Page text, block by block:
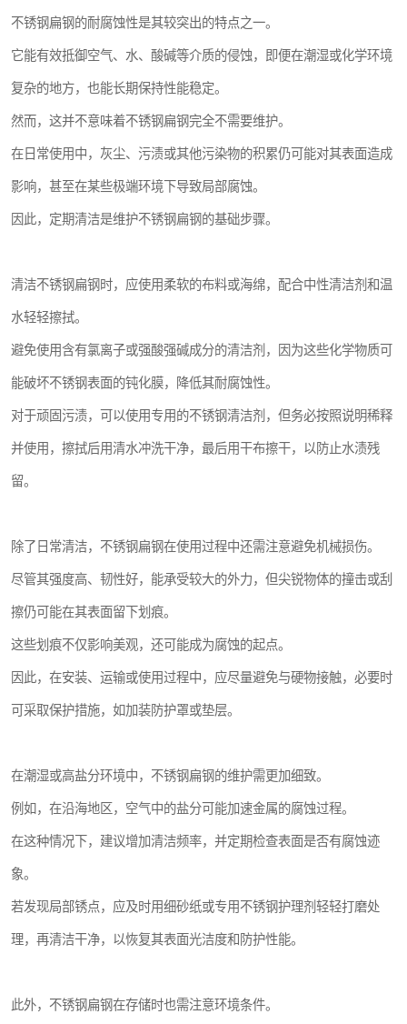
不锈钢扁钢的耐腐蚀性是其较突出的特点之一。
它能有效抵御空气、水、酸碱等介质的侵蚀，即便在潮湿或化学环境
复杂的地方，也能长期保持性能稳定。
然而，这并不意味着不锈钢扁钢完全不需要维护。
在日常使用中，灰尘、污渍或其他污染物的积累仍可能对其表面造成
影响，甚至在某些极端环境下导致局部腐蚀。
因此，定期清洁是维护不锈钢扁钢的基础步骤。
清洁不锈钢扁钢时，应使用柔软的布料或海绵，配合中性清洁剂和温
水轻轻擦拭。
避免使用含有氯离子或强酸强碱成分的清洁剂，因为这些化学物质可
能破坏不锈钢表面的钝化膜，降低其耐腐蚀性。
对于顽固污渍，可以使用专用的不锈钢清洁剂，但务必按照说明稀释
并使用，擦拭后用清水冲洗干净，最后用干布擦干，以防止水渍残
留。
除了日常清洁，不锈钢扁钢在使用过程中还需注意避免机械损伤。
尽管其强度高、韧性好，能承受较大的外力，但尖锐物体的撞击或刮
擦仍可能在其表面留下划痕。
这些划痕不仅影响美观，还可能成为腐蚀的起点。
因此，在安装、运输或使用过程中，应尽量避免与硬物接触，必要时
可采取保护措施，如加装防护罩或垫层。
在潮湿或高盐分环境中，不锈钢扁钢的维护需更加细致。
例如，在沿海地区，空气中的盐分可能加速金属的腐蚀过程。
在这种情况下，建议增加清洁频率，并定期检查表面是否有腐蚀迹
象。
若发现局部锈点，应及时用细砂纸或专用不锈钢护理剂轻轻打磨处
理，再清洁干净，以恢复其表面光洁度和防护性能。
此外，不锈钢扁钢在存储时也需注意环境条件。